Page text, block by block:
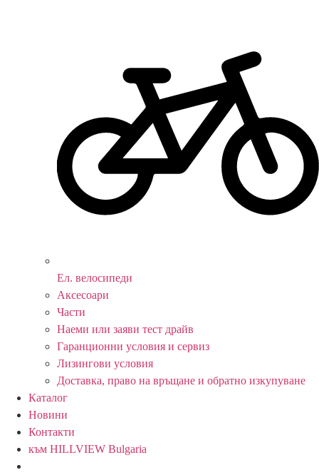
Ел. велосипеди
Аксесоари
Части
Наеми или заяви тест драйв
Гаранционни условия и сервиз
Лизингови условия
Доставка, право на връщане и обратно изкупуване
Каталог
Новини
Контакти
към HILLVIEW Bulgaria